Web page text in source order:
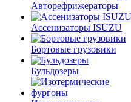
Авторефрижераторы
Ассенизаторы ISUZU
Бортовые грузовики
Бульдозеры